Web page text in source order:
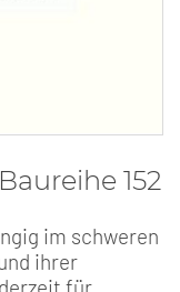
152
im schweren
ihrer